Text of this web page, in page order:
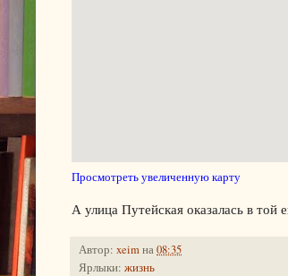
Просмотреть увеличенную карту
А улица Путейская оказалась в
Автор: xeimна08:35
Ярлыки: жизнь